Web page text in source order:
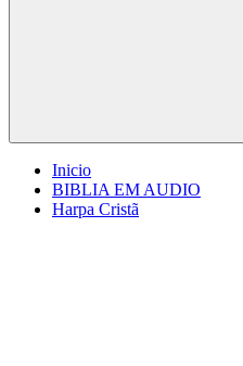
Inicio
BIBLIA EM AUDIO
Harpa Cristã